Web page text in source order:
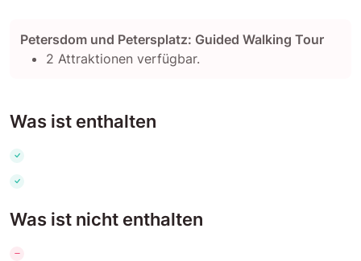
Petersdom und Petersplatz: Guided Walking Tour
2 Attraktionen verfügbar.
Was ist enthalten
Was ist nicht enthalten